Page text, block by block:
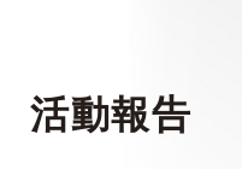
活動報告